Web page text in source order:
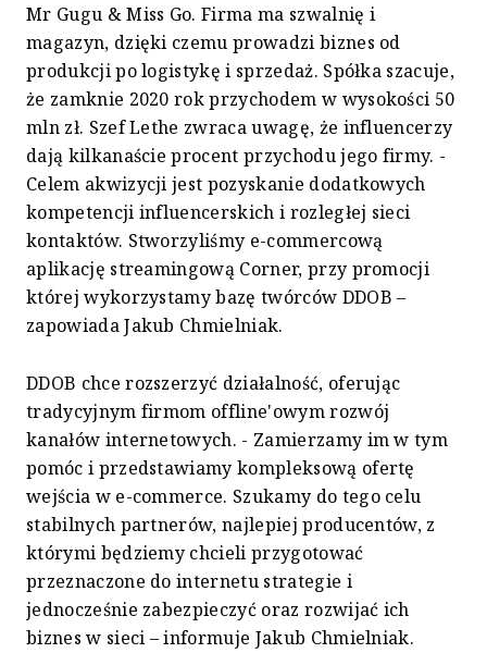
Mr Gugu & Miss Go. Firma ma szwalnię i
magazyn, dzięki czemu prowadzi biznes od
produkcji po logistykę i sprzedaż. Spółka szacuje,
że zamknie 2020 rok przychodem w wysokości 50
mln zł. Szef Lethe zwraca uwagę, że influencerzy
dają kilkanaście procent przychodu jego firmy. -
Celem akwizycji jest pozyskanie dodatkowych
kompetencji influencerskich i rozległej sieci
kontaktów. Stworzyliśmy e-commercową
aplikację streamingową Corner, przy promocji
której wykorzystamy bazę twórców DDOB –
zapowiada Jakub Chmielniak.
DDOB chce rozszerzyć działalność, oferując
tradycyjnym firmom offline'owym rozwój
kanałów internetowych. - Zamierzamy im w tym
pomóc i przedstawiamy kompleksową ofertę
wejścia w e-commerce. Szukamy do tego celu
stabilnych partnerów, najlepiej producentów, z
którymi będziemy chcieli przygotować
przeznaczone do internetu strategie i
jednocześnie zabezpieczyć oraz rozwijać ich
biznes w sieci – informuje Jakub Chmielniak.